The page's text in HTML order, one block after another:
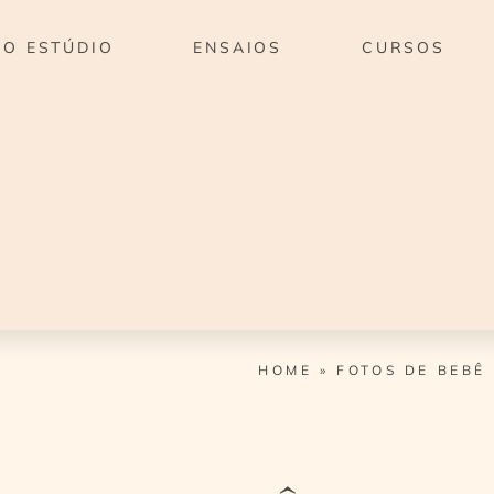
O ESTÚDIO ENSAIOS CURSOS
HOME » FOTOS DE BEBÊ